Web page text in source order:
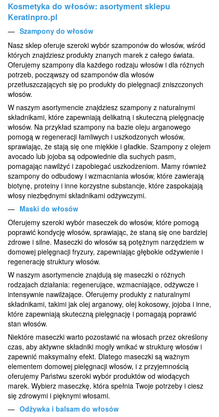
Kosmetyka do włosów: asortyment sklepu
Keratinpro.pl
Szampony do włosów
Nasz sklep oferuje szeroki wybór szamponów do włosów, wśród
których znajdziesz produkty znanych marek z całego świata.
Oferujemy szampony dla każdego rodzaju włosów i dla różnych
potrzeb, począwszy od szamponów dla włosów
przetłuszczających się po produkty do pielęgnacji zniszczonych
włosów.
W naszym asortymencie znajdziesz szampony z naturalnymi
składnikami, które zapewniają delikatną i skuteczną pielęgnację
włosów. Na przykład szampony na bazie oleju arganowego
pomogą w regeneracji łamliwych i uszkodzonych włosów,
sprawiając, że stają się one miękkie i gładkie. Szampony z olejem
avocado lub jojoba są odpowiednie dla suchych pasm,
pomagając nawilżyć i zapobiegać uszkodzeniom. Mamy również
szampony do odbudowy i wzmacniania włosów, które zawierają
biotynę, proteiny i inne korzystne substancje, które zaspokajają
włosy niezbędnymi składnikami odżywczymi.
Maski do włosów
Oferujemy szeroki wybór maseczek do włosów, które pomogą
poprawić kondycję włosów, sprawiając, że staną się one bardziej
zdrowe i silne. Maseczki do włosów są potężnym narzędziem w
domowej pielęgnacji fryzury, zapewniając głębokie odżywienie i
regenerację struktury włosów.
W naszym asortymencie znajdują się maseczki o różnych
rodzajach działania: regenerujące, wzmacniające, odżywcze i
intensywnie nawilżające. Oferujemy produkty z naturalnymi
składnikami, takimi jak olej arganowy, olej kokosowy, jojoba i inne,
które zapewniają skuteczną pielęgnację i pomagają poprawić
stan włosów.
Niektóre maseczki warto pozostawić na włosach przez określony
czas, aby aktywne składniki mogły wnikać w strukturę włosów i
zapewnić maksymalny efekt. Dlatego maseczki są ważnym
elementem domowej pielęgnacji włosów, i z przyjemnością
oferujemy Państwu szeroki wybór produktów od wiodących
marek. Wybierz maseczkę, która spełnia Twoje potrzeby i ciesz
się zdrowymi i pięknymi włosami.
Odżywka i balsam do włosów